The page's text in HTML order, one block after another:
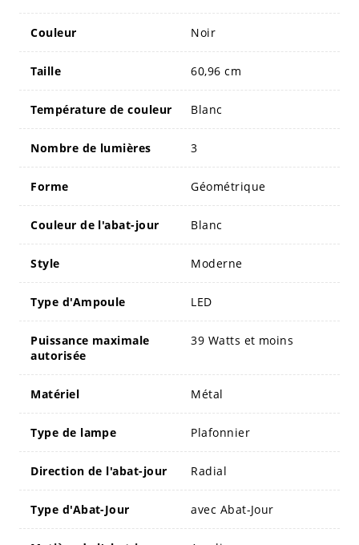
Couleur Noir
Taille 60,96 cm
Température de couleur Blanc
Nombre de lumières 3
Forme Géométrique
Couleur de l'abat-jour Blanc
Style Moderne
Type d'Ampoule LED
Puissance maximale
autorisée
39 Watts et moins
Matériel Métal
Type de lampe Plafonnier
Direction de l'abat-jour Radial
Type d'Abat-Jour avec Abat-Jour